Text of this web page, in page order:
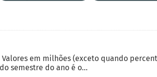
em milhões (exceto quando
semestre do ano é o...